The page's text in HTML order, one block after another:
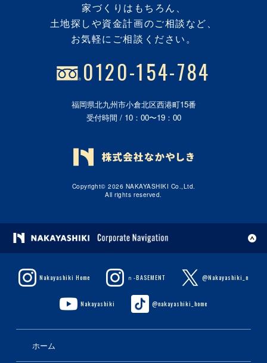
家づくりはもちろん、
土地探しや資金計画のご相談など、
お気軽にご相談ください。
0120-154-784
福岡県北九州市小倉北区西港町15番
受付時間 / 10：00〜19：00
Copyright© 2026 NAKAYASHIKI Co.,Ltd.
All rights reserved.
Nakayashiki Home ｎ-BASEMENT @Nakayashiki_n
Nakayashiki @nakayashiki_home
ホーム